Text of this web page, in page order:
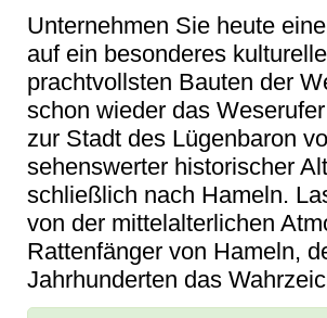
Unternehmen Sie heute
auf ein besonderes
prachtvollsten Bauten der
schon wieder das
zur Stadt des Lügenbaron
sehenswerter historischer
schließlich nach Hameln.
von der mittelalterlichen
Rattenfänger von Hameln,
Jahrhunderten das